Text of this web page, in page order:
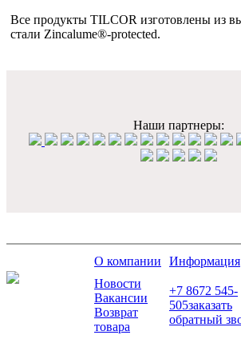
Все продукты TILCOR изготовлены из
стали Zincalume®-protected.
Наши партнеры:
О компании Информация
Новости
Вакансии
Возврат
товара
+7 8672 545-
505заказать
обратный